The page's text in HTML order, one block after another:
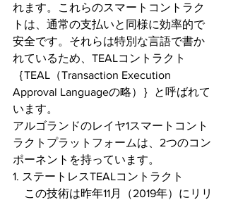
れます。これらのスマートコントラク
トは、通常の支払いと同様に効率的で
安全です。それらは特別な言語で書か
れているため、TEALコントラクト
｛TEAL（Transaction Execution
Approval Languageの略）｝と呼ばれて
います。
アルゴランドのレイヤ1スマートコント
ラクトプラットフォームは、2つのコン
ポーネントを持っています。
1. ステートレスTEALコントラクト
この技術は昨年11月（2019年）にリリ